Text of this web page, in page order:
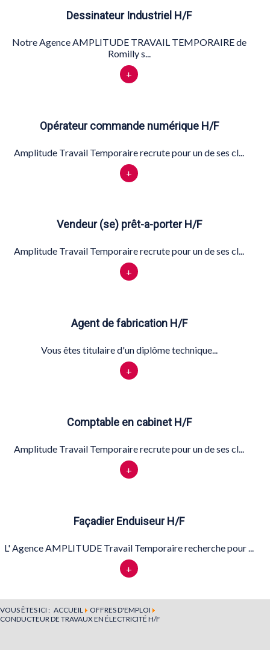
Dessinateur Industriel H/F
Notre Agence AMPLITUDE TRAVAIL TEMPORAIRE de
Romilly s...
+
Opérateur commande numérique H/F
Amplitude Travail Temporaire recrute pour un de ses cl...
+
Vendeur (se) prêt-a-porter H/F
Amplitude Travail Temporaire recrute pour un de ses cl...
+
Agent de fabrication H/F
Vous êtes titulaire d'un diplôme technique...
+
Comptable en cabinet H/F
Amplitude Travail Temporaire recrute pour un de ses cl...
+
Façadier Enduiseur H/F
L' Agence AMPLITUDE Travail Temporaire recherche pour ...
+
VOUS ÊTES ICI : ACCUEIL
OFFRES D'EMPLOI
CONDUCTEUR DE TRAVAUX EN ÉLECTRICITÉ H/F